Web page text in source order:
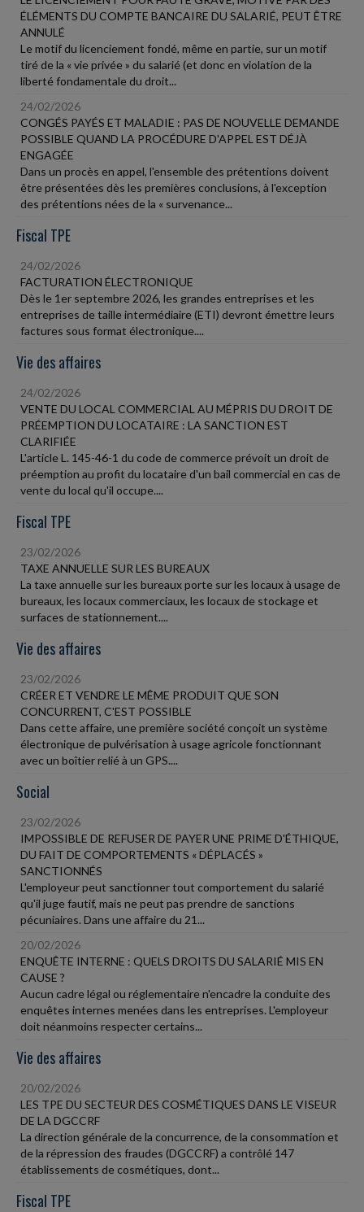
ÉLÉMENTS DU COMPTE BANCAIRE DU SALARIÉ, PEUT ÊTRE
ANNULÉ
Le motif du licenciement fondé, même en partie, sur un motif
tiré de la « vie privée » du salarié (et donc en violation de la
liberté fondamentale du droit...
24/02/2026
CONGÉS PAYÉS ET MALADIE : PAS DE NOUVELLE DEMANDE
POSSIBLE QUAND LA PROCÉDURE D'APPEL EST DÉJÀ
ENGAGÉE
Dans un procès en appel, l'ensemble des prétentions doivent
être présentées dès les premières conclusions, à l'exception
des prétentions nées de la « survenance...
Fiscal TPE
24/02/2026
FACTURATION ÉLECTRONIQUE
Dès le 1er septembre 2026, les grandes entreprises et les
entreprises de taille intermédiaire (ETI) devront émettre leurs
factures sous format électronique....
Vie des affaires
24/02/2026
VENTE DU LOCAL COMMERCIAL AU MÉPRIS DU DROIT DE
PRÉEMPTION DU LOCATAIRE : LA SANCTION EST
CLARIFIÉE
L'article L. 145-46-1 du code de commerce prévoit un droit de
préemption au profit du locataire d'un bail commercial en cas de
vente du local qu'il occupe....
Fiscal TPE
23/02/2026
TAXE ANNUELLE SUR LES BUREAUX
La taxe annuelle sur les bureaux porte sur les locaux à usage de
bureaux, les locaux commerciaux, les locaux de stockage et
surfaces de stationnement....
Vie des affaires
23/02/2026
CRÉER ET VENDRE LE MÊME PRODUIT QUE SON
CONCURRENT, C'EST POSSIBLE
Dans cette affaire, une première société conçoit un système
électronique de pulvérisation à usage agricole fonctionnant
avec un boîtier relié à un GPS....
Social
23/02/2026
IMPOSSIBLE DE REFUSER DE PAYER UNE PRIME D'ÉTHIQUE,
DU FAIT DE COMPORTEMENTS « DÉPLACÉS »
SANCTIONNÉS
L'employeur peut sanctionner tout comportement du salarié
qu'il juge fautif, mais ne peut pas prendre de sanctions
pécuniaires. Dans une affaire du 21...
20/02/2026
ENQUÊTE INTERNE : QUELS DROITS DU SALARIÉ MIS EN
CAUSE ?
Aucun cadre légal ou réglementaire n'encadre la conduite des
enquêtes internes menées dans les entreprises. L'employeur
doit néanmoins respecter certains...
Vie des affaires
20/02/2026
LES TPE DU SECTEUR DES COSMÉTIQUES DANS LE VISEUR
DE LA DGCCRF
La direction générale de la concurrence, de la consommation et
de la répression des fraudes (DGCCRF) a contrôlé 147
établissements de cosmétiques, dont...
Fiscal TPE